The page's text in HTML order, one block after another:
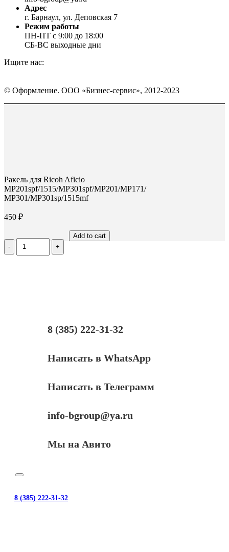
Адрес
г. Барнаул, ул. Деповская 7
Режим работы
ПН-ПТ с 9:00 до 18:00
СБ-ВС выходные дни
Ищите нас:
Вконтакте
открывается
в
WhatsApp
открывается
в
Telegram
открывается
в
© Оформление. ООО «Бизнес-сервис», 2012-2023
Ракель для Ricoh Aficio
MP201spf/1515/MP301spf/MP201/MP171/
MP301/MP301sp/1515mf
450 ₽
Количество
Ракель
Add to cart
8 (385) 222-31-32
Написать в WhatsApp
Написать в Телеграмм
info-bgroup@ya.ru
Мы на Авито
8 (385) 222-31-32